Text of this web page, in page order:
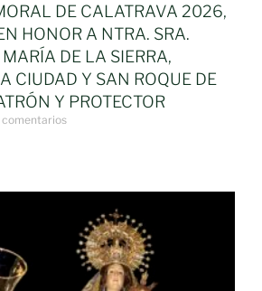
DE CALATRAVA 2026,
HONOR A NTRA. SRA.
DE LA SIERRA,
CIUDAD Y SAN ROQUE DE
Y PROTECTOR
comentarios